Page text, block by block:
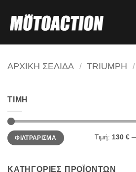
στο
περιεχόμενο
ΑΡΧΙΚΗ ΣΕΛΙΔΑ / TRIUMPH /
ΤΙΜΗ
Ελάχιστη
τιμή
Μέγιστη
τιμήΦΙΛΤΡΑΡΙΣΜΑ Τιμή: 130 €
ΚΑΤΗΓΟΡΙΕΣ ΠΡΟΪΟΝΤΩΝ